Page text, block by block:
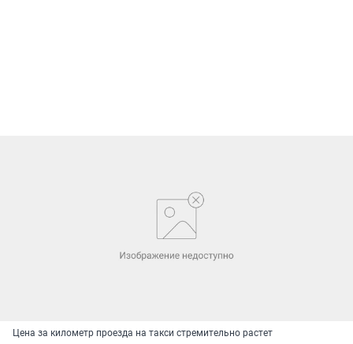
Цена за километр проезда на такси стремительно растет